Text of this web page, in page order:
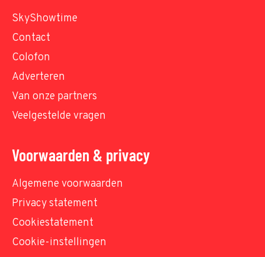
SkyShowtime
Contact
Colofon
Adverteren
Van onze partners
Veelgestelde vragen
Voorwaarden & privacy
Algemene voorwaarden
Privacy statement
Cookiestatement
Cookie-instellingen